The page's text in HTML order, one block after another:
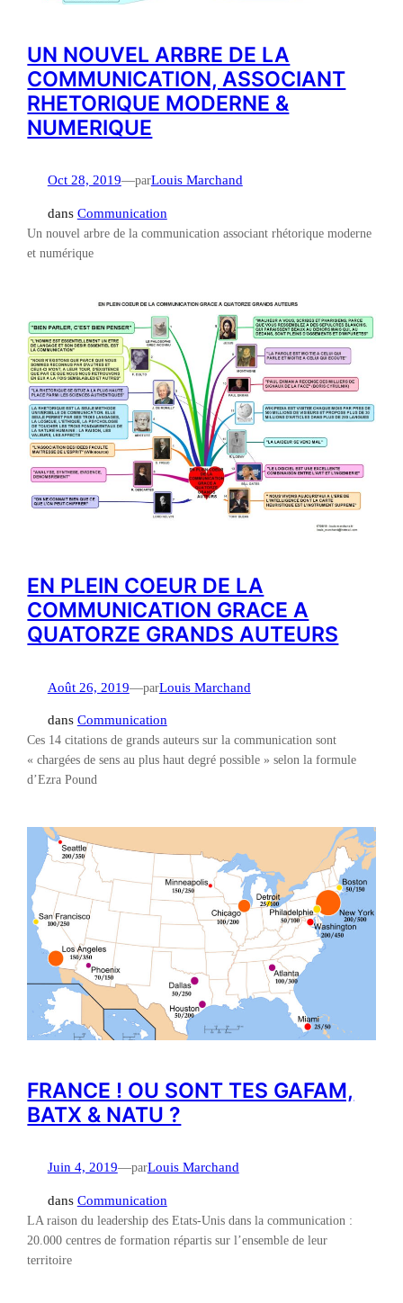
UN NOUVEL ARBRE DE LA
COMMUNICATION, ASSOCIANT
RHETORIQUE MODERNE &
NUMERIQUE
Oct 28, 2019—parLouis Marchand
dans Communication
Un nouvel arbre de la communication associant rhétorique moderne
et numérique
EN PLEIN COEUR DE LA
COMMUNICATION GRACE A
QUATORZE GRANDS AUTEURS
Août 26, 2019—parLouis Marchand
dans Communication
Ces 14 citations de grands auteurs sur la communication sont
« chargées de sens au plus haut degré possible » selon la formule
d’Ezra Pound
FRANCE ! OU SONT TES GAFAM,
BATX & NATU ?
Juin 4, 2019—parLouis Marchand
dans Communication
LA raison du leadership des Etats-Unis dans la communication :
20.000 centres de formation répartis sur l’ensemble de leur
territoire